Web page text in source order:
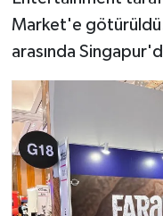
Market'e götürüldü.
arasında